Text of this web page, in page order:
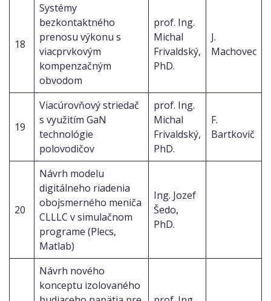
18
Systémy
bezkontaktného
prenosu výkonu s
viacprvkovým
kompenzačným
obvodom
prof. Ing.
Michal
Frivaldský,
PhD.
J.
Machovec
19
Viacúrovňový striedač
s využitím GaN
technológie
polovodičov
prof. Ing.
Michal
Frivaldský,
PhD.
F.
Bartkovič
20
Návrh modelu
digitálneho riadenia
obojsmerného meniča
CLLLC v simulačnom
programe (Plecs,
Matlab)
Ing. Jozef
Šedo,
PhD.
Návrh nového
konceptu izolovaného